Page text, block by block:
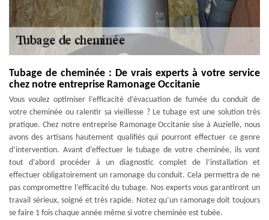
Tubage de cheminée : De vrais experts à votre service
chez notre entreprise Ramonage Occitanie
Vous voulez optimiser l’efficacité d’évacuation de fumée du conduit de
votre cheminée ou ralentir sa vieillesse ? Le tubage est une solution très
pratique. Chez notre entreprise Ramonage Occitanie sise à Auzielle, nous
avons des artisans hautement qualifiés qui pourront effectuer ce genre
d’intervention. Avant d’effectuer le tubage de votre cheminée, ils vont
tout d’abord procéder à un diagnostic complet de l’installation et
effectuer obligatoirement un ramonage du conduit. Cela permettra de ne
pas compromettre l’efficacité du tubage. Nos experts vous garantiront un
travail sérieux, soigné et très rapide. Notez qu’un ramonage doit toujours
se faire 1 fois chaque année même si votre cheminée est tubée.